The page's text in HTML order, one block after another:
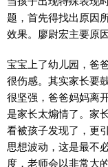
题，首先得找出原因
效果。廖尉宏主要原
宝宝上了幼儿园，爸
很伤感。其实家长要
很坚强，爸爸妈妈离
是家长太煽情了。家
看被孩子发现了，更
思想波动，这是最不
度，老师会以非常大